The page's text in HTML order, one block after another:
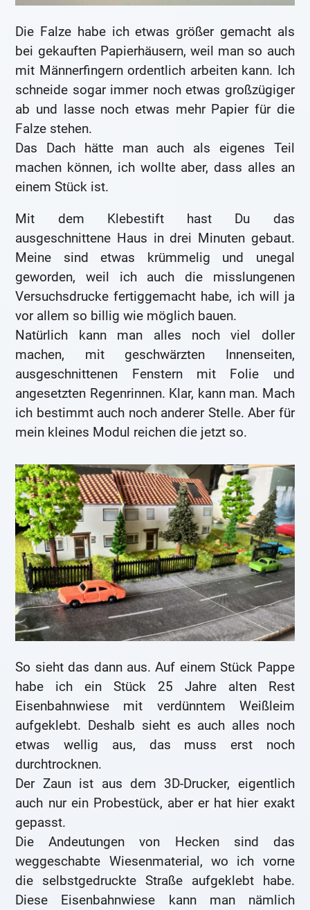
Die Falze habe ich etwas größer gemacht als
bei gekauften Papierhäusern, weil man so auch
mit Männerfingern ordentlich arbeiten kann. Ich
schneide sogar immer noch etwas großzügiger
ab und lasse noch etwas mehr Papier für die
Falze stehen.
Das Dach hätte man auch als eigenes Teil
machen können, ich wollte aber, dass alles an
einem Stück ist.
Mit dem Klebestift hast Du das
ausgeschnittene Haus in drei Minuten gebaut.
Meine sind etwas krümmelig und unegal
geworden, weil ich auch die misslungenen
Versuchsdrucke fertiggemacht habe, ich will ja
vor allem so billig wie möglich bauen.
Natürlich kann man alles noch viel doller
machen, mit geschwärzten Innenseiten,
ausgeschnittenen Fenstern mit Folie und
angesetzten Regenrinnen. Klar, kann man. Mach
ich bestimmt auch noch anderer Stelle. Aber für
mein kleines Modul reichen die jetzt so.
So sieht das dann aus. Auf einem Stück Pappe
habe ich ein Stück 25 Jahre alten Rest
Eisenbahnwiese mit verdünntem Weißleim
aufgeklebt. Deshalb sieht es auch alles noch
etwas wellig aus, das muss erst noch
durchtrocknen.
Der Zaun ist aus dem 3D-Drucker, eigentlich
auch nur ein Probestück, aber er hat hier exakt
gepasst.
Die Andeutungen von Hecken sind das
weggeschabte Wiesenmaterial, wo ich vorne
die selbstgedruckte Straße aufgeklebt habe.
Diese Eisenbahnwiese kann man nämlich